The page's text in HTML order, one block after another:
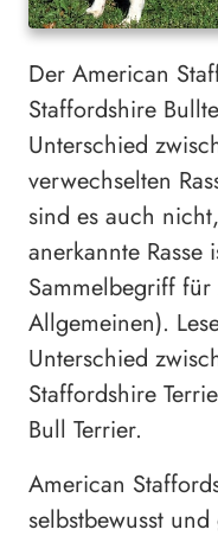
Der American
Staffordshire
Unterschied
verwechselten
sind es auch
anerkannte
Sammelbegriff
Allgemeinen).
Unterschied
Staffordshire
Bull Terrier.
American
selbstbewusst